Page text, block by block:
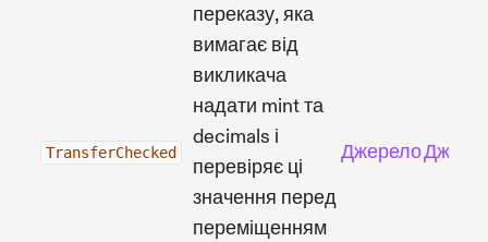
TransferChecked
переказу, яка
вимагає від
викликача
надати mint та
decimals і
перевіряє ці
значення перед
переміщенням
Джерело